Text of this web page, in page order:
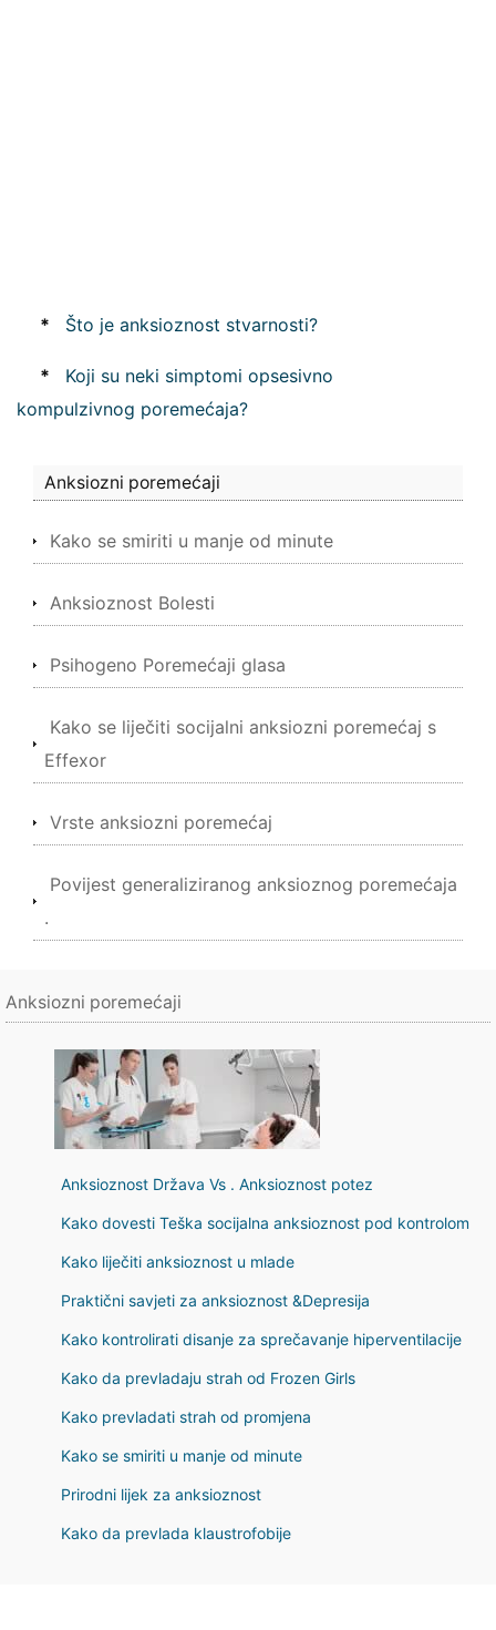
* Što je anksioznost stvarnosti?
*
Koji su neki simptomi opsesivno
kompulzivnog poremećaja?
Anksiozni poremećaji
Kako se smiriti u manje od minute
Anksioznost Bolesti
Psihogeno Poremećaji glasa
Kako se liječiti socijalni anksiozni poremećaj s
Effexor
Vrste anksiozni poremećaj
Povijest generaliziranog anksioznog poremećaja
.
Anksiozni poremećaji
Anksioznost Država Vs . Anksioznost potez
Kako dovesti Teška socijalna anksioznost pod kontrolom
Kako liječiti anksioznost u mlade
Praktični savjeti za anksioznost &Depresija
Kako kontrolirati disanje za sprečavanje hiperventilacije
Kako da prevladaju strah od Frozen Girls
Kako prevladati strah od promjena
Kako se smiriti u manje od minute
Prirodni lijek za anksioznost
Kako da prevlada klaustrofobije